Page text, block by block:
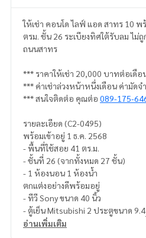
ให้เช่า คอนโด ไลฟ์ แอด สาทร 10
ตรม. ชั้น 26 ระเบียงทิศใต้รับลม ไม่
ถนนสาทร
*** ราคาให้เช่า 20,000 บาทต่อเดื
*** ค่าเช่าล่วงหน้าหนึ่งเดือน ค่ามัดจ
*** สนใจติดต่อ คุณต่อ 089-175-
รายละเอียด (C2-0495)
พร้อมเข้าอยู่ 1 ธ.ค. 2568
- พื้นที่ใช้สอย 41 ตร.ม.
- ชั้นที่ 26 (จากทั้งหมด 27 ชั้น)
- 1 ห้องนอน 1 ห้องน้ำ
ตกแต่งอย่างดีพร้อมอยู่
- ทีวี Sony ขนาด 40 นิ้ว
- ตู้เย็น Mitsubishi 2 ประตูขนาด
- เตียงบิ้วอินใหญ่ขนาด 6 ฟุต พร้อม
อ่านเพิ่มเติม